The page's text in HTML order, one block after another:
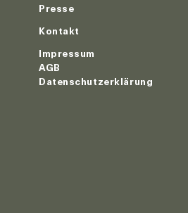
Presse
Kontakt
Impressum
AGB
Datenschutzerklärung